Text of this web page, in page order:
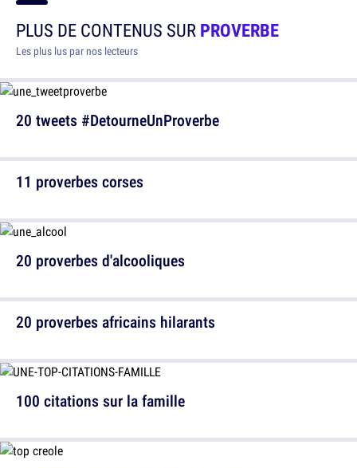
PLUS DE CONTENUS SURPROVERBE
Les plus lus par nos lecteurs
20 tweets #DetourneUnProverbe
20 proverbes d'alcooliques
100 citations sur la famille
11 proverbes corses
20 proverbes africains hilarants